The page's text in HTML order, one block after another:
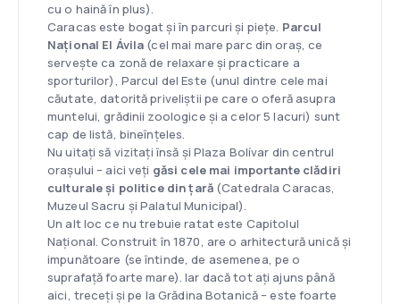
cu o haină în plus).
Caracas este bogat și în parcuri și piețe. Parcul
Național El Ávila (cel mai mare parc din oraș, ce
servește ca zonă de relaxare și practicare a
sporturilor), Parcul del Este (unul dintre cele mai
căutate, datorită priveliștii pe care o oferă asupra
muntelui, grădinii zoologice și a celor 5 lacuri) sunt
cap de listă, bineînțeles.
Nu uitați să vizitați însă și Plaza Bolívar din centrul
orașului – aici veți găsi cele mai importante clădiri
culturale și politice din țară(Catedrala Caracas,
Muzeul Sacru și Palatul Municipal).
Un alt loc ce nu trebuie ratat este Capitolul
Național. Construit în 1870, are o arhitectură unică și
impunătoare (se întinde, de asemenea, pe o
suprafață foarte mare). Iar dacă tot ați ajuns până
aici, treceți și pe la Grădina Botanică – este foarte